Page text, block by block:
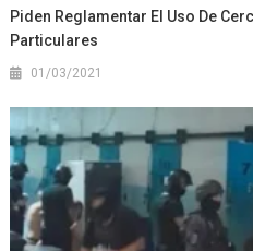
Piden Reglamentar El Uso De
Particulares
01/03/2021